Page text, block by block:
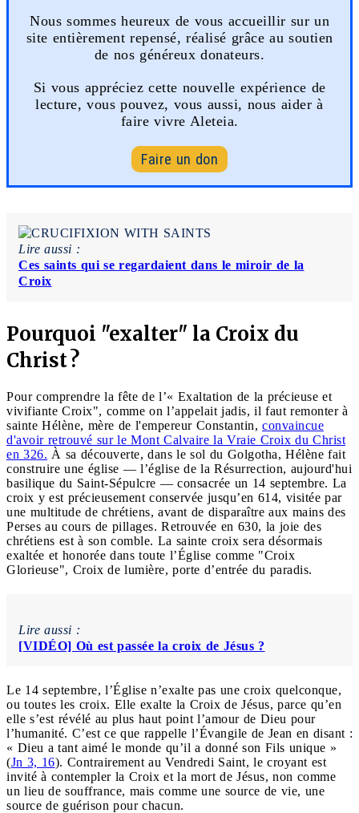
Nous sommes heureux de vous accueillir sur un
site entièrement repensé, réalisé grâce au soutien
de nos généreux donateurs.
Si vous appréciez cette nouvelle expérience de
lecture, vous pouvez, vous aussi, nous aider à
faire vivre Aleteia.
Faire un don
Lire aussi :
Ces saints qui se regardaient dans le miroir de la
Croix
Pourquoi "exalter" la Croix du
Christ ?
Pour comprendre la fête de l’« Exaltation de la précieuse et
vivifiante Croix", comme on l’appelait jadis, il faut remonter à
sainte Hélène, mère de l'empereur Constantin, convaincue
d'avoir retrouvé sur le Mont Calvaire la Vraie Croix du Christ
en 326. À sa découverte, dans le sol du Golgotha, Hélène fait
construire une église — l’église de la Résurrection, aujourd'hui
basilique du Saint-Sépulcre — consacrée un 14 septembre. La
croix y est précieusement conservée jusqu’en 614, visitée par
une multitude de chrétiens, avant de disparaître aux mains des
Perses au cours de pillages. Retrouvée en 630, la joie des
chrétiens est à son comble. La sainte croix sera désormais
exaltée et honorée dans toute l’Église comme "Croix
Glorieuse", Croix de lumière, porte d’entrée du paradis.
Lire aussi :
[VIDÉO] Où est passée la croix de Jésus ?
Le 14 septembre, l’Église n’exalte pas une croix quelconque,
ou toutes les croix. Elle exalte la Croix de Jésus, parce qu’en
elle s’est révélé au plus haut point l’amour de Dieu pour
l’humanité. C’est ce que rappelle l’Évangile de Jean en disant :
« Dieu a tant aimé le monde qu’il a donné son Fils unique »
(Jn 3, 16). Contrairement au Vendredi Saint, le croyant est
invité à contempler la Croix et la mort de Jésus, non comme
un lieu de souffrance, mais comme une source de vie, une
source de guérison pour chacun.